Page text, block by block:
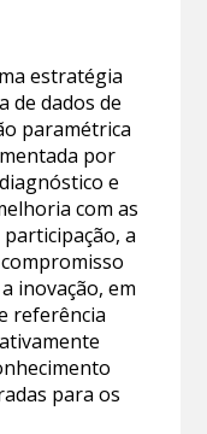
estratégia
de dados de
paramétrica
por
e
com as
a
inovação, em
referência
para os